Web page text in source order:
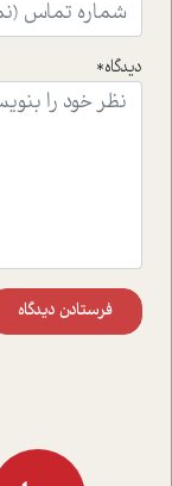
دیدگاه*
فرستادن دیدگاه